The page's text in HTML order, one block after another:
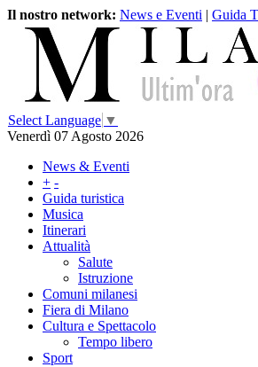
Il nostro network: News e Eventi | Guida
Select Language ▼
Venerdì 07 Agosto 2026
News & Eventi
+ -
Guida turistica
Musica
Itinerari
Attualità
Salute
Istruzione
Comuni milanesi
Fiera di Milano
Cultura e Spettacolo
Tempo libero
Sport